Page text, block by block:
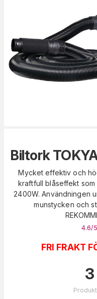
Biltork
Mycket effektiv och
kraftfull blåseffekt
2400W. Användningen
munstycken och
4.6/
FRI FRAKT